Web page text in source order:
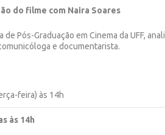
do filme com Naira Soares
de Pós-Graduação em Cinema da UFF,
e documentarista.
feira) às 14h
às 14h